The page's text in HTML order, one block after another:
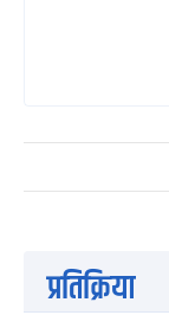
प्रतिक्रिया